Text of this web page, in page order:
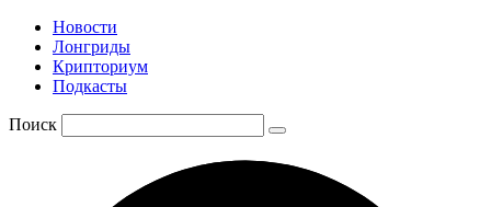
Новости
Лонгриды
Крипториум
Подкасты
Поиск